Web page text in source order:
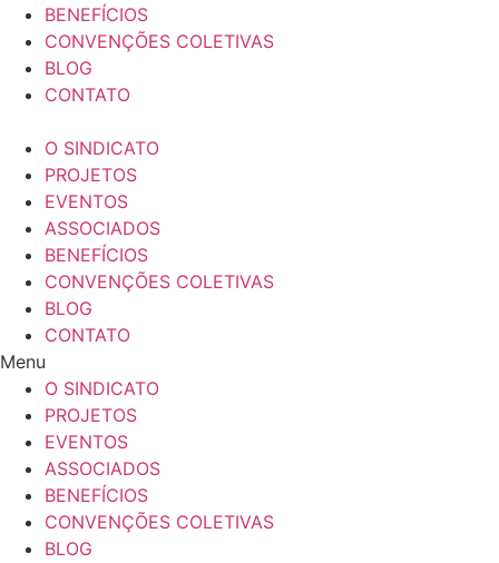
BENEFÍCIOS
CONVENÇÕES COLETIVAS
BLOG
CONTATO
O SINDICATO
PROJETOS
EVENTOS
ASSOCIADOS
BENEFÍCIOS
CONVENÇÕES COLETIVAS
BLOG
CONTATO
Menu
O SINDICATO
PROJETOS
EVENTOS
ASSOCIADOS
BENEFÍCIOS
CONVENÇÕES COLETIVAS
BLOG